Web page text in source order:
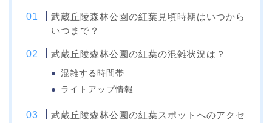
武蔵丘陵森林公園の紅葉見頃時期はいつから
いつまで？
武蔵丘陵森林公園の紅葉の混雑状況は？
混雑する時間帯
ライトアップ情報
武蔵丘陵森林公園の紅葉スポットへのアクセ